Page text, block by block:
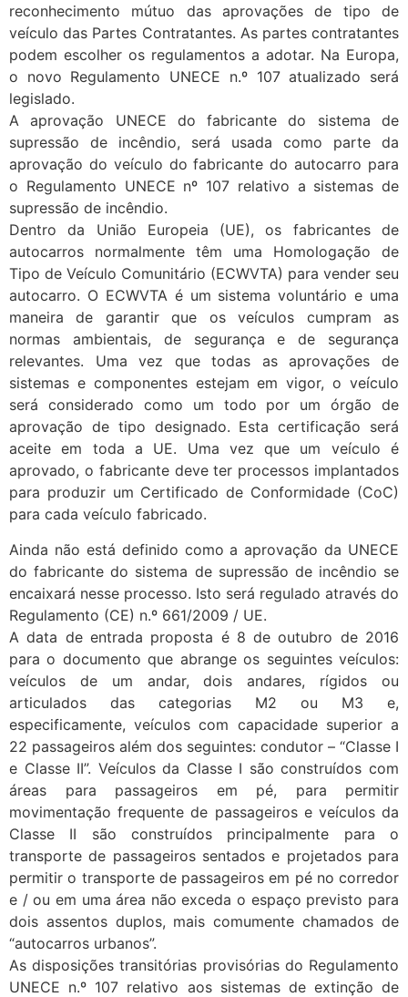
reconhecimento mútuo das aprovações de tipo de
veículo das Partes Contratantes. As partes contratantes
podem escolher os regulamentos a adotar. Na Europa,
o novo Regulamento UNECE n.º 107 atualizado será
legislado.
A aprovação UNECE do fabricante do sistema de
supressão de incêndio, será usada como parte da
aprovação do veículo do fabricante do autocarro para
o Regulamento UNECE nº 107 relativo a sistemas de
supressão de incêndio.
Dentro da União Europeia (UE), os fabricantes de
autocarros normalmente têm uma Homologação de
Tipo de Veículo Comunitário (ECWVTA) para vender seu
autocarro. O ECWVTA é um sistema voluntário e uma
maneira de garantir que os veículos cumpram as
normas ambientais, de segurança e de segurança
relevantes. Uma vez que todas as aprovações de
sistemas e componentes estejam em vigor, o veículo
será considerado como um todo por um órgão de
aprovação de tipo designado. Esta certificação será
aceite em toda a UE. Uma vez que um veículo é
aprovado, o fabricante deve ter processos implantados
para produzir um Certificado de Conformidade (CoC)
para cada veículo fabricado.
Ainda não está definido como a aprovação da UNECE
do fabricante do sistema de supressão de incêndio se
encaixará nesse processo. Isto será regulado através do
Regulamento (CE) n.º 661/2009 / UE.
A data de entrada proposta é 8 de outubro de 2016
para o documento que abrange os seguintes veículos:
veículos de um andar, dois andares, rígidos ou
articulados das categorias M2 ou M3 e,
especificamente, veículos com capacidade superior a
22 passageiros além dos seguintes: condutor – “Classe I
e Classe II”. Veículos da Classe I são construídos com
áreas para passageiros em pé, para permitir
movimentação frequente de passageiros e veículos da
Classe II são construídos principalmente para o
transporte de passageiros sentados e projetados para
permitir o transporte de passageiros em pé no corredor
e / ou em uma área não exceda o espaço previsto para
dois assentos duplos, mais comumente chamados de
“autocarros urbanos”.
As disposições transitórias provisórias do Regulamento
UNECE n.º 107 relativo aos sistemas de extinção de